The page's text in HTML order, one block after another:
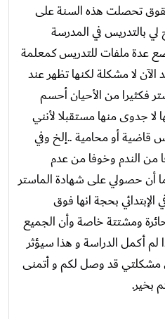
حقوق تحصلت هذه السنة على
بالتدريس في المدرسة
عدة ملفات للتدريس كمعلمة
الآن لا مشكلة لكنها تظهر عند
فكثيرا من الأحيان أحسم
لا جدوى منها مستقبلا لأنني
قاضية أو محامية ..إلخ وفي
من الندم وخوفا من عدم
حصولي على شهادة الماستر
بحجة انها فوق
ومشتتة خاصة وأن الجميع
أكمل الدراسة و هذا سيؤثر
مشكلتي قد وصل لكم و أتمنى
بخير.